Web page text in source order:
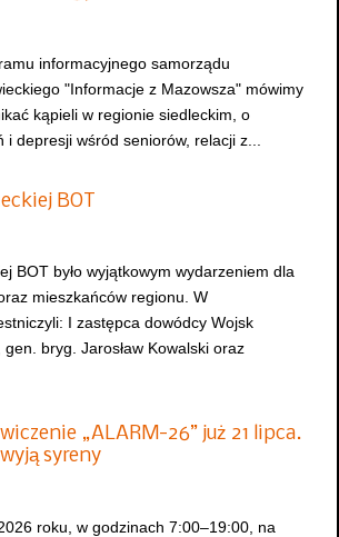
informacyjnego samorządu
"Informacje z Mazowsza" mówimy
kąpieli w regionie siedleckim, o
depresji wśród seniorów, relacji z...
BOT
BOT było wyjątkowym wydarzeniem dla
mieszkańców regionu. W
I zastępca dowódcy Wojsk
bryg. Jarosław Kowalski oraz
„ALARM-26” już 21 lipca.
syreny
roku, w godzinach 7:00–19:00, na